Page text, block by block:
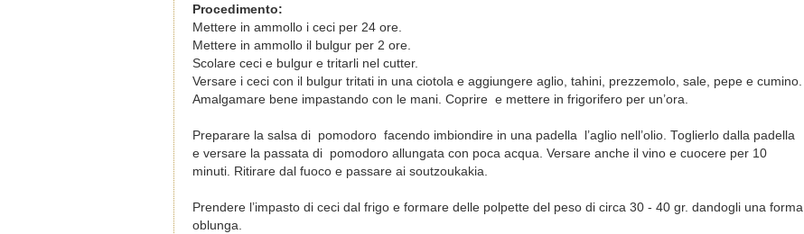
Procedimento:
Mettere in ammollo i ceci per 24 ore.
Mettere in ammollo il bulgur per 2 ore.
Scolare ceci e bulgur e tritarli nel cutter.
Versare i ceci con il bulgur tritati in una ciotola e aggiungere aglio, tahini, prezzemolo, sale, pepe e cumino.
Amalgamare bene impastando con le mani. Coprire e mettere in frigorifero per un’ora.
Preparare la salsa di pomodoro facendo imbiondire in una padella l’aglio nell’olio. Toglierlo dalla padella
e versare la passata di pomodoro allungata con poca acqua. Versare anche il vino e cuocere per 10
minuti. Ritirare dal fuoco e passare ai soutzoukakia.
Prendere l’impasto di ceci dal frigo e formare delle polpette del peso di circa 30 - 40 gr. dandogli una forma
oblunga.